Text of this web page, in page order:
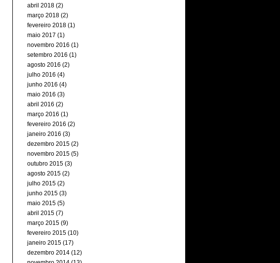
abril 2018 (2)
março 2018 (2)
fevereiro 2018 (1)
maio 2017 (1)
novembro 2016 (1)
setembro 2016 (1)
agosto 2016 (2)
julho 2016 (4)
junho 2016 (4)
maio 2016 (3)
abril 2016 (2)
março 2016 (1)
fevereiro 2016 (2)
janeiro 2016 (3)
dezembro 2015 (2)
novembro 2015 (5)
outubro 2015 (3)
agosto 2015 (2)
julho 2015 (2)
junho 2015 (3)
maio 2015 (5)
abril 2015 (7)
março 2015 (9)
fevereiro 2015 (10)
janeiro 2015 (17)
dezembro 2014 (12)